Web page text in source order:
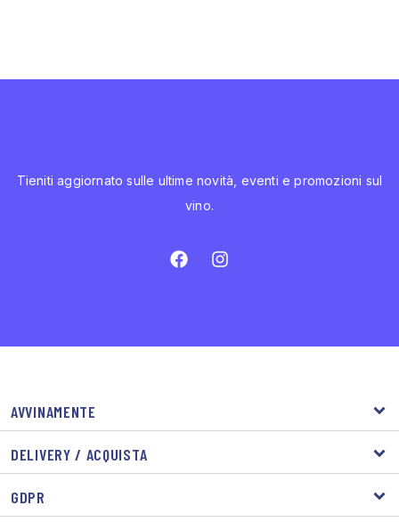
Tieniti aggiornato sulle ultime novità, eventi e promozioni sul
vino.
AVVINAMENTE
DELIVERY / ACQUISTA
GDPR